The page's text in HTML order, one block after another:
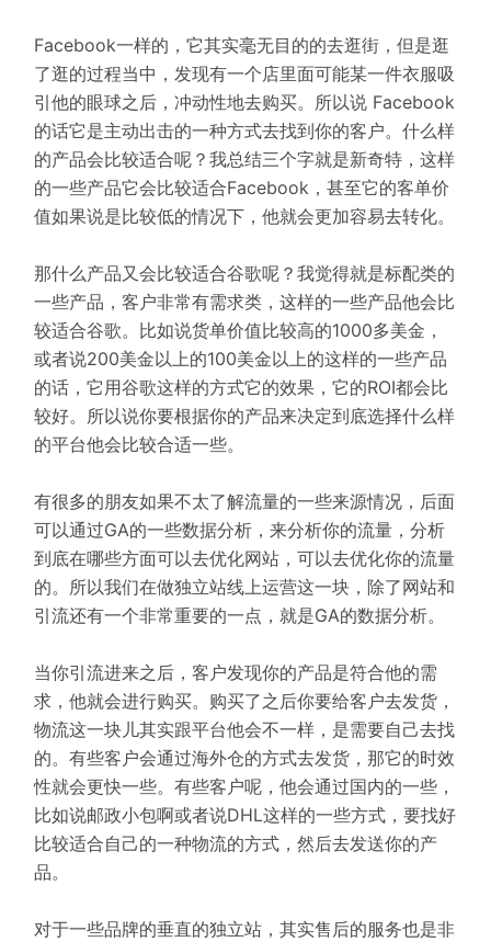
Facebook一样的，它其实毫无目的的去逛街，但是逛
了逛的过程当中，发现有一个店里面可能某一件衣服吸
引他的眼球之后，冲动性地去购买。所以说 Facebook
的话它是主动出击的一种方式去找到你的客户。什么样
的产品会比较适合呢？我总结三个字就是新奇特，这样
的一些产品它会比较适合Facebook，甚至它的客单价
值如果说是比较低的情况下，他就会更加容易去转化。
那什么产品又会比较适合谷歌呢？我觉得就是标配类的
一些产品，客户非常有需求类，这样的一些产品他会比
较适合谷歌。比如说货单价值比较高的1000多美金，
或者说200美金以上的100美金以上的这样的一些产品
的话，它用谷歌这样的方式它的效果，它的ROI都会比
较好。所以说你要根据你的产品来决定到底选择什么样
的平台他会比较合适一些。
有很多的朋友如果不太了解流量的一些来源情况，后面
可以通过GA的一些数据分析，来分析你的流量，分析
到底在哪些方面可以去优化网站，可以去优化你的流量
的。所以我们在做独立站线上运营这一块，除了网站和
引流还有一个非常重要的一点，就是GA的数据分析。
当你引流进来之后，客户发现你的产品是符合他的需
求，他就会进行购买。购买了之后你要给客户去发货，
物流这一块儿其实跟平台他会不一样，是需要自己去找
的。有些客户会通过海外仓的方式去发货，那它的时效
性就会更快一些。有些客户呢，他会通过国内的一些，
比如说邮政小包啊或者说DHL这样的一些方式，要找好
比较适合自己的一种物流的方式，然后去发送你的产
品。
对于一些品牌的垂直的独立站，其实售后的服务也是非